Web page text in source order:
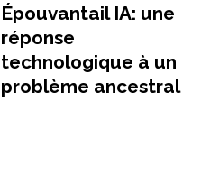
Épouvantail IA: une
réponse
technologique à un
problème ancestral